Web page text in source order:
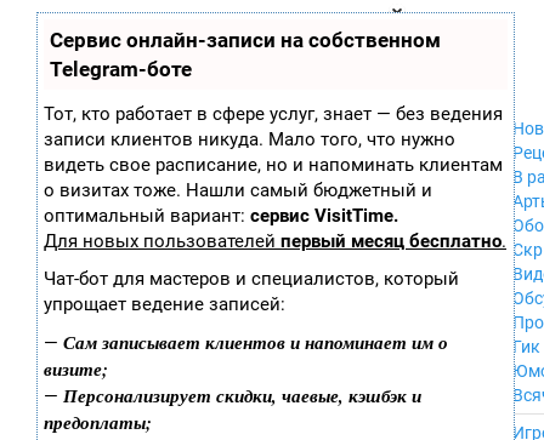
Сервис онлайн-записи на собственном
Telegram-боте
Тот, кто работает в сфере услуг, знает — без ведения
записи клиентов никуда. Мало того, что нужно
видеть свое расписание, но и напоминать клиентам
о визитах тоже. Нашли самый бюджетный и
оптимальный вариант: сервис VisitTime.
Для новых пользователей первый месяц бесплатно.
Чат-бот для мастеров и специалистов, который
упрощает ведение записей:
— Сам записывает клиентов и напоминает им о
визите;
— Персонализирует скидки, чаевые, кэшбэк и
предоплаты;
играх
ла
ор
ы
Xbox 360
Wii
GameCube
PS
PS2
PS3
Nintendo 64
PSP
iPhone, iPod,
MacOS
В
Гик